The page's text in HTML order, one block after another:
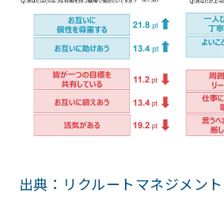
出典：リクルートマネジメン